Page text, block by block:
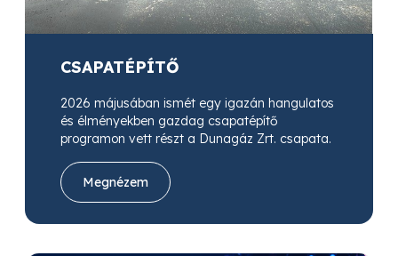
CSAPATÉPÍTŐ
2026 májusában ismét egy igazán hangulatos
és élményekben gazdag csapatépítő
programon vett részt a Dunagáz Zrt. csapata.
Megnézem